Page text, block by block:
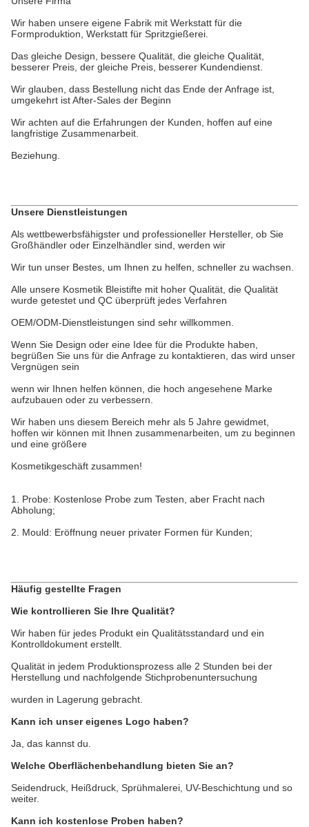
Wir haben unsere eigene Fabrik mit Werkstatt für die
Formproduktion, Werkstatt für Spritzgießerei.
Das gleiche Design, bessere Qualität, die gleiche Qualität,
besserer Preis, der gleiche Preis, besserer Kundendienst.
Wir glauben, dass Bestellung nicht das Ende der Anfrage ist,
umgekehrt ist After-Sales der Beginn
Wir achten auf die Erfahrungen der Kunden, hoffen auf eine
langfristige Zusammenarbeit.
Beziehung.
Unsere Dienstleistungen
Als wettbewerbsfähigster und professioneller Hersteller, ob Sie
Großhändler oder Einzelhändler sind, werden wir
Wir tun unser Bestes, um Ihnen zu helfen, schneller zu wachsen.
Alle unsere Kosmetik Bleistifte mit hoher Qualität, die Qualität
wurde getestet und QC überprüft jedes Verfahren
OEM/ODM-Dienstleistungen sind sehr willkommen.
Wenn Sie Design oder eine Idee für die Produkte haben,
begrüßen Sie uns für die Anfrage zu kontaktieren, das wird unser
Vergnügen sein
wenn wir Ihnen helfen können, die hoch angesehene Marke
aufzubauen oder zu verbessern.
Wir haben uns diesem Bereich mehr als 5 Jahre gewidmet,
hoffen wir können mit Ihnen zusammenarbeiten, um zu beginnen
und eine größere
Kosmetikgeschäft zusammen!
1. Probe: Kostenlose Probe zum Testen, aber Fracht nach
Abholung;
2. Mould: Eröffnung neuer privater Formen für Kunden;
Häufig gestellte Fragen
Wie kontrollieren Sie Ihre Qualität?
Wir haben für jedes Produkt ein Qualitätsstandard und ein
Kontrolldokument erstellt.
Qualität in jedem Produktionsprozess alle 2 Stunden bei der
Herstellung und nachfolgende Stichprobenuntersuchung
wurden in Lagerung gebracht.
Kann ich unser eigenes Logo haben?
Ja, das kannst du.
Welche Oberflächenbehandlung bieten Sie an?
Seidendruck, Heißdruck, Sprühmalerei, UV-Beschichtung und so
weiter.
Kann ich kostenlose Proben haben?